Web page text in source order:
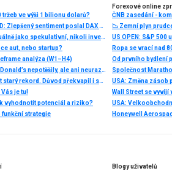
tržeb ve výši 1 bilionu dolarů?
Analýza DAX, Nasdaq, EUR/USD: Zlepšený sentiment poslal DAX na nová maxima
Praktické okénko: Bitcoin aktuálně jako spekulativní, nikoli investiční aktivum
aut, nebo startup?
analýza (W1–H4)
Akciová analýza: Výsledky McDonald’s nepotěšily, ale ani neurazily. Jakou vizi společnost prezentovala?
Akcie Microsoftu zlomily 26 let starý rekord. Důvod překvapil i samotné investory
je tu!
vyhodnotit potenciál a riziko?
funkční strategie
Forexové online
ČNB zasedání -
📉 Zemní plyn
Ropa se vrací nad
Blogy uživatelů